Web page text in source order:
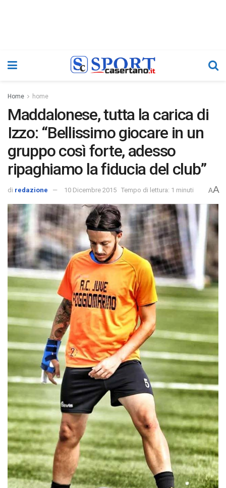
Home home
Maddalonese, tutta la carica di
Izzo: “Bellissimo giocare in un
gruppo così forte, adesso
ripaghiamo la fiducia del club”
di redazione 10 Dicembre 2015 Tempo di lettura: 1 minuti AA